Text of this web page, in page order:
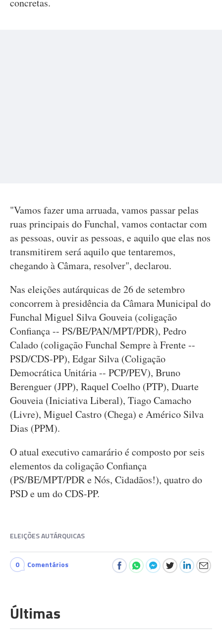
concretas.
"Vamos fazer uma arruada, vamos passar pelas
ruas principais do Funchal, vamos contactar com
as pessoas, ouvir as pessoas, e aquilo que elas nos
transmitirem será aquilo que tentaremos,
chegando à Câmara, resolver", declarou.
Nas eleições autárquicas de 26 de setembro
concorrem à presidência da Câmara Municipal do
Funchal Miguel Silva Gouveia (coligação
Confiança -- PS/BE/PAN/MPT/PDR), Pedro
Calado (coligação Funchal Sempre à Frente --
PSD/CDS-PP), Edgar Silva (Coligação
Democrática Unitária -- PCP/PEV), Bruno
Berenguer (JPP), Raquel Coelho (PTP), Duarte
Gouveia (Iniciativa Liberal), Tiago Camacho
(Livre), Miguel Castro (Chega) e Américo Silva
Dias (PPM).
O atual executivo camarário é composto por seis
elementos da coligação Confiança
(PS/BE/MPT/PDR e Nós, Cidadãos!), quatro do
PSD e um do CDS-PP.
ELEIÇÕES AUTÁRQUICAS
0 Comentários
Últimas